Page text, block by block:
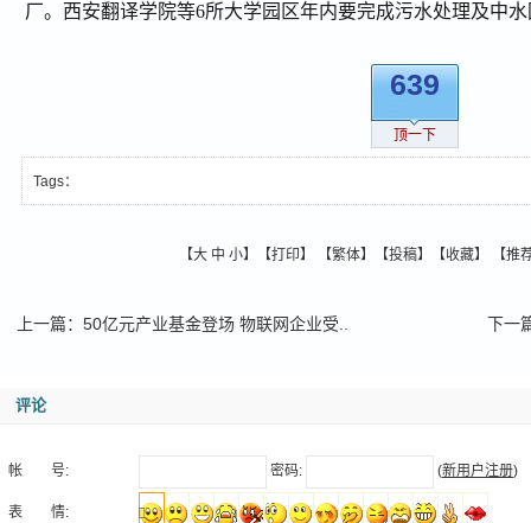
厂。西安翻译学院等6所大学园区年内要完成污水处理及中
639
顶一下
Tags：
【大 中 小】【打印】 【繁体】【投稿】【收藏】 【推
上一篇： 50亿元产业基金登场 物联网企业受.. 下一
评论
帐 号: 密码: (新用户注册)
表 情: